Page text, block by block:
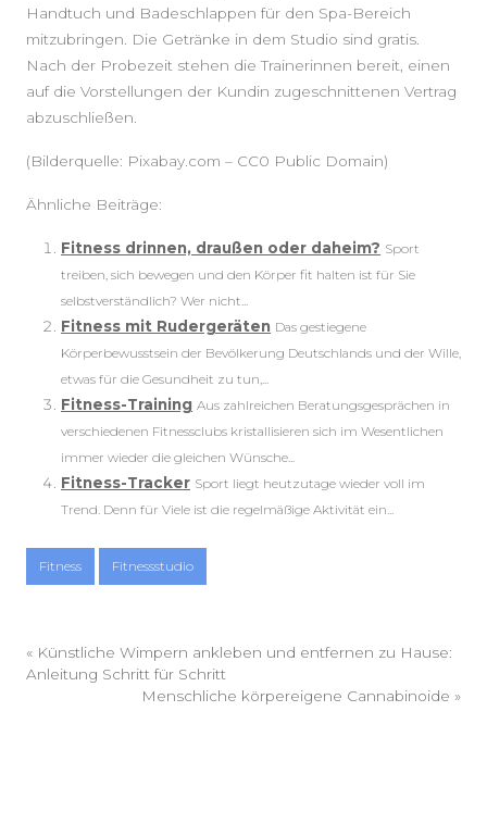
Handtuch und Badeschlappen für den Spa-Bereich
mitzubringen. Die Getränke in dem Studio sind gratis.
Nach der Probezeit stehen die Trainerinnen bereit, einen
auf die Vorstellungen der Kundin zugeschnittenen Vertrag
abzuschließen.
(Bilderquelle: Pixabay.com – CC0 Public Domain)
Ähnliche Beiträge:
Fitness drinnen, draußen oder daheim? Sport
treiben, sich bewegen und den Körper fit halten ist für Sie
selbstverständlich? Wer nicht...
Fitness mit Rudergeräten Das gestiegene
Körperbewusstsein der Bevölkerung Deutschlands und der Wille,
etwas für die Gesundheit zu tun,...
Fitness-Training Aus zahlreichen Beratungsgesprächen in
verschiedenen Fitnessclubs kristallisieren sich im Wesentlichen
immer wieder die gleichen Wünsche...
Fitness-Tracker Sport liegt heutzutage wieder voll im
Trend. Denn für Viele ist die regelmäßige Aktivität ein...
Fitness Fitnessstudio
« Künstliche Wimpern ankleben und entfernen zu Hause:
Anleitung Schritt für Schritt
Menschliche körpereigene Cannabinoide »